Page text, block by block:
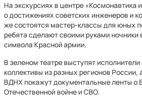
На экскурсиях в центре «Космонавтика
о достижениях советских инженеров и
же состоятся мастер-классы для юных
ребята сделают своими руками ночники
символа Красной армии.
В зеленом театре выступят
коллективы из разных регионов России,
ВДНХ покажут документальные ленты о
Отечественной войне и СВО.